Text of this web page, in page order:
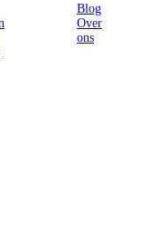
Blog
Over
ons